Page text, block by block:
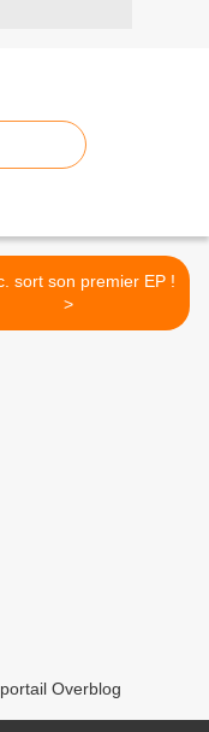
sort son premier EP !
>
Overblog